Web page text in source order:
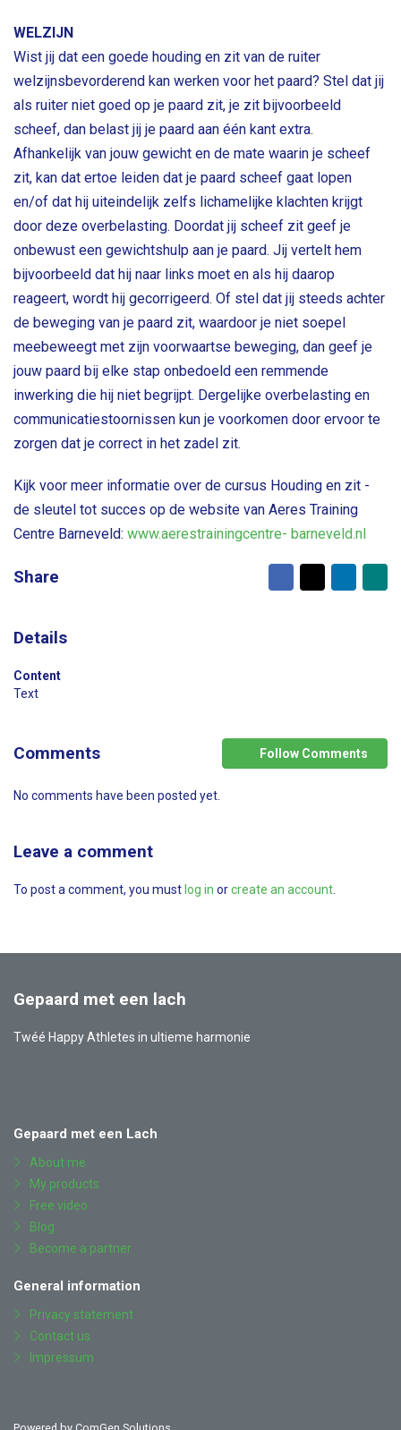
WELZIJN
Wist jij dat een goede houding en zit van de ruiter
welzijnsbevorderend kan werken voor het paard? Stel dat jij
als ruiter niet goed op je paard zit, je zit bijvoorbeeld
scheef, dan belast jij je paard aan één kant extra.
Afhankelijk van jouw gewicht en de mate waarin je scheef
zit, kan dat ertoe leiden dat je paard scheef gaat lopen
en/of dat hij uiteindelijk zelfs lichamelijke klachten krijgt
door deze overbelasting. Doordat jij scheef zit geef je
onbewust een gewichtshulp aan je paard. Jij vertelt hem
bijvoorbeeld dat hij naar links moet en als hij daarop
reageert, wordt hij gecorrigeerd. Of stel dat jij steeds achter
de beweging van je paard zit, waardoor je niet soepel
meebeweegt met zijn voorwaartse beweging, dan geef je
jouw paard bij elke stap onbedoeld een remmende
inwerking die hij niet begrijpt. Dergelijke overbelasting en
communicatiestoornissen kun je voorkomen door ervoor te
zorgen dat je correct in het zadel zit.
Kijk voor meer informatie over de cursus Houding en zit -
de sleutel tot succes op de website van Aeres Training
Centre Barneveld: www.aerestrainingcentre- barneveld.nl
Share
Details
Content
Text
Comments Follow Comments
No comments have been posted yet.
Leave a comment
To post a comment, you must log in orcreate an account
Gepaard met een lach
Twéé Happy Athletes in ultieme harmonie
Gepaard met een Lach
About me
My products
Free video
Blog
Become a partner
General information
Privacy statement
Contact us
Impressum